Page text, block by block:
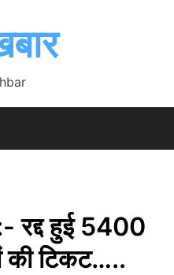
हुई 5400
की टिकट…..